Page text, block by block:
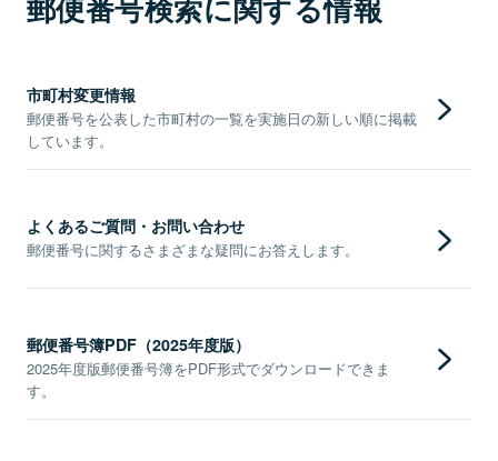
郵便番号検索に関する情報
市町村変更情報
郵便番号を公表した市町村の一覧を実施日の新しい順に掲載
しています。
よくあるご質問・お問い合わせ
郵便番号に関するさまざまな疑問にお答えします。
郵便番号簿PDF（2025年度版）
2025年度版郵便番号簿をPDF形式でダウンロードできま
す。